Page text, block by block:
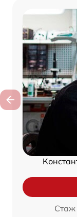
Стаж